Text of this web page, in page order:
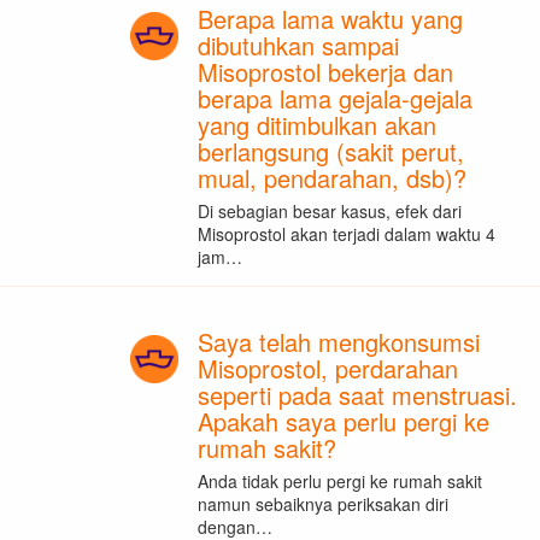
Berapa lama waktu yang
dibutuhkan sampai
Misoprostol bekerja dan
berapa lama gejala-gejala
yang ditimbulkan akan
berlangsung (sakit perut,
mual, pendarahan, dsb)?
Di sebagian besar kasus, efek dari
Misoprostol akan terjadi dalam waktu 4
jam…
Saya telah mengkonsumsi
Misoprostol, perdarahan
seperti pada saat menstruasi.
Apakah saya perlu pergi ke
rumah sakit?
Anda tidak perlu pergi ke rumah sakit
namun sebaiknya periksakan diri
dengan…